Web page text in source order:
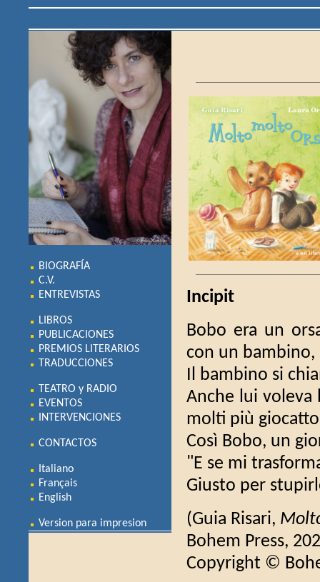
BIOGRAFÍA
C.V.
ENTREVISTAS
LIBROS
PUBLICACIONES
PREMIOS LITERARIOS
TRADUCCIONES
TEATRO y RADIO
EVENTOS
INTERVENCIONES
CONTACTOS
Italiano
Français
English
Version para impresion
Incipit
Bobo era un
con un
Il bambino si
Anche lui voleva
molti più
Così Bobo, un
"E se mi
Giusto per
(Guia Risari,
Bohem Press,
Copyright ©